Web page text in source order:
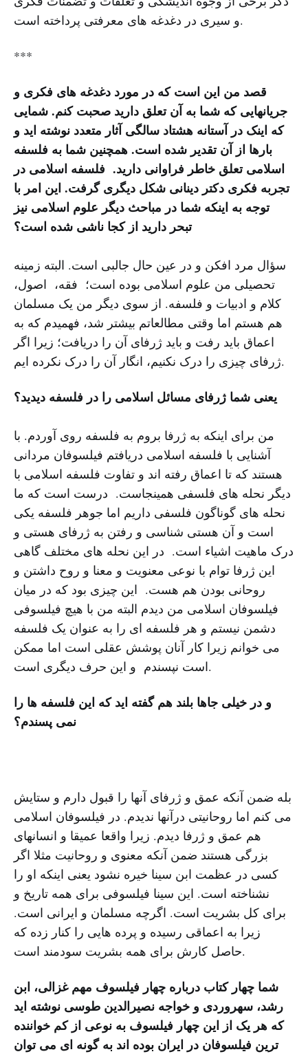
و سیری در دغدغه های معرفتی پرداخته است.
***
قصد من این است که در مورد دغدغه های فکری و
جریانهایی که شما به آن تعلق دارید صحبت کنم. شمایی
که اینک در آستانه هشتاد سالگی آثار متعدد نوشته اید و
بارها از آن تقدیر شده است. همچنین شما به فلسفه
اسلامی تعلق خاطر فراوانی دارید. فلسفه اسلامی در
تجربه فکری دکتر دینانی شکل دیگری گرفت. این امر با
توجه به اینکه شما در مباحث دیگر علوم اسلامی نیز
تبحر دارید از کجا ناشی شده است؟
سؤال مرد افکن و در عین حال جالبی است. البته زمینه
تحصیلی من علوم اسلامی بوده است؛ فقه، اصول،
کلام و ادبیات و فلسفه. از سوی دیگر من یک مسلمان
هم هستم اما وقتی مطالعاتم بیشتر شد، فهمیدم که به
اعماق باید رفت و باید ژرفای آن را دریافت؛ زیرا اگر
ژرفای چیزی را درک نکنیم، انگار آن را درک نکرده ایم.
یعنی شما ژرفای مسائل اسلامی را در فلسفه دیدید؟
من برای اینکه به ژرفا بروم به فلسفه روی آوردم. با
آشنایی با فلسفه اسلامی دریافتم فیلسوفان مردانی
هستند که تا اعماق رفته اند و تفاوت فلسفه اسلامی با
دیگر نحله های فلسفی همینجاست. درست است که ما
نحله های گوناگون فلسفی داریم اما جوهر فلسفه یکی
است و آن هستی شناسی و رفتن به ژرفای هستی و
درک ماهیت اشیاء است. در این نحله های مختلف گاهی
این ژرفا توام با نوعی معنویت و معنا و روح داشتن و
روحانی بودن هم هست. این چیزی بود که در میان
فیلسوفان اسلامی من دیدم البته من با هیچ فیلسوفی
دشمن نیستم و هر فلسفه ای را به عنوان یک فلسفه
می خوانم زیرا کار آنان پوشش عقلی است اما ممکن
است نپسندم و این حرف دیگری است.
و در خیلی جاها بلند هم گفته اید که این فلسفه ها را
نمی پسندم؟
بله ضمن آنکه عمق و ژرفای آنها را قبول دارم و ستایش
می کنم اما روحانیتی درآنها ندیدم. در فیلسوفان اسلامی
هم عمق و ژرفا دیدم. زیرا واقعا عمیقا و انسانهای
بزرگی هستند ضمن آنکه معنوی و روحانیت مثلا اگر
کسی در عظمت ابن سینا خیره نشود یعنی اینکه او را
نشناخته است. این سینا فیلسوفی برای همه تاریخ و
برای کل بشریت است. اگرچه مسلمان و ایرانی است.
زیرا به اعماقی رسیده و پرده هایی را کنار زده که
حاصل کارش برای همه بشریت سودمند است.
شما چهار کتاب درباره چهار فیلسوف مهم غزالی، ابن
رشد، سهروردی و خواجه نصیرالدین طوسی نوشته اید
که هر یک از این چهار فیلسوف به نوعی از کم خواننده
ترین فیلسوفان در ایران بوده اند به گونه ای می توان